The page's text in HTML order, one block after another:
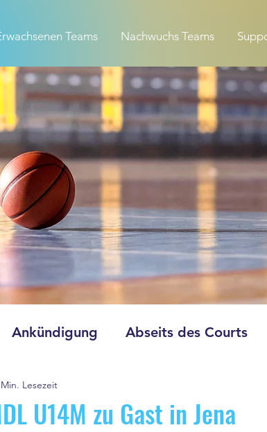
Teams Nachwuchs Teams
Ankündigung Abseits des Courts
U14M zu Gast in Jena
Lesezeit